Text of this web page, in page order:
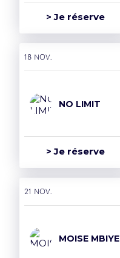
> Je réserve
18 nov.
NO LIMIT
> Je réserve
21 nov.
MOISE MBIYE